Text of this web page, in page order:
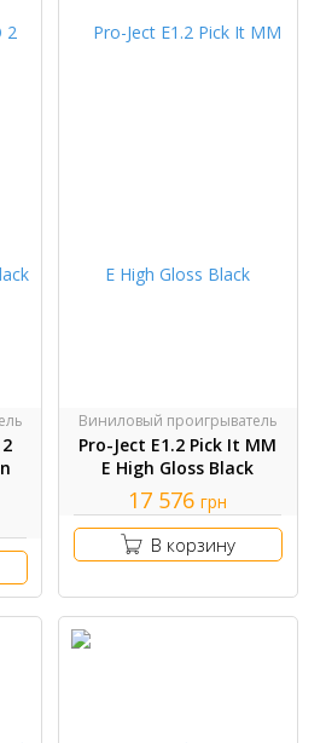
Виниловый проигрыватель
Pro-Ject E1.2 Pick It MM
E High Gloss Black
17 576 грн
В корзину